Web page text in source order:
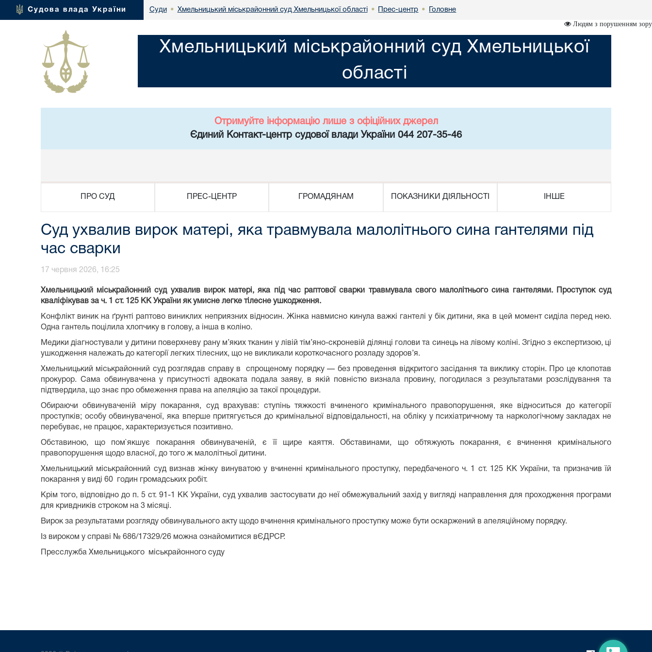
Судова влада України Суди • Хмельницький міськрайонний суд Хмельницької області • Прес-центр • Головне
Людям з порушенням зору
Хмельницький міськрайонний суд Хмельницької
області
Отримуйте інформацію лише з офіційних джерел
Єдиний Контакт-центр судової влади України 044 207-35-46
ПРО СУД ПРЕС-ЦЕНТР ГРОМАДЯНАМ ПОКАЗНИКИ ДІЯЛЬНОСТІ ІНШЕ
Суд ухвалив вирок матері, яка травмувала малолітнього сина гантелями під
час сварки
17 червня 2026, 16:25
Хмельницький міськрайонний суд ухвалив вирок матері, яка під час раптової сварки травмувала свого малолітнього сина гантелями.
Проступок суд
кваліфікував за ч. 1 ст. 125 КК України як умисне легке тілесне ушкодження.
Конфлікт виник на ґрунті раптово виниклих неприязних відносин. Жінка навмисно кинула важкі гантелі у бік дитини, яка в цей момент сиділа перед нею.
Одна гантель поцілила хлопчику в голову, а інша в коліно.
Медики діагностували у дитини поверхневу рану м’яких тканин у лівій тім’яно-скроневій ділянці голови та синець на лівому коліні. Згідно з експертизою, ці
ушкодження належать до категорії легких тілесних, що не викликали короткочасного розладу здоров’я.
Хмельницький міськрайонний суд розглядав справу в спрощеному порядку — без проведення відкритого засідання та виклику сторін. Про це клопотав
прокурор. Сама обвинувачена у присутності адвоката подала заяву, в якій повністю визнала провину, погодилася з результатами розслідування та
підтвердила, що знає про обмеження права на апеляцію за такої процедури.
Обираючи обвинуваченій міру покарання, суд врахував: ступінь тяжкості вчиненого кримінального правопорушення, яке відноситься до категорії
проступків; особу обвинуваченої, яка вперше притягується до кримінальної відповідальності, на обліку у психіатричному та наркологічному закладах не
перебуває, не працює, характеризується позитивно.
Обставиною, що пом`якшує покарання обвинуваченій, є її щире каяття. Обставинами, що обтяжують покарання, є вчинення кримінального
правопорушення щодо власної, до того ж малолітньої дитини.
Хмельницький міськрайонний суд визнав жінку винуватою у вчиненні кримінального проступку, передбаченого ч. 1 ст. 125 КК України, та призначив їй
покарання у виді 60 годин громадських робіт.
Крім того, відповідно до п. 5 ст. 91-1 КК України, суд ухвалив застосувати до неї обмежувальний захід у вигляді направлення для проходження програми
для кривдників строком на 3 місяці.
Вирок за результатами розгляду обвинувального акту щодо вчинення кримінального проступку може бути оскаржений в апеляційному порядку.
Із вироком у справі № 686/17329/26 можна ознайомитися вЄДРСР.
Пресслужба Хмельницького міськрайонного суду